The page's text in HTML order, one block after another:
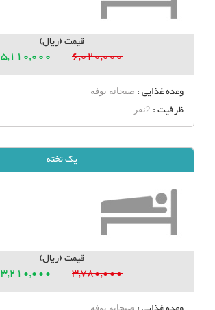
قیمت (ریال)
6,020,000
5,110,000
وعده غذایی : صبحانه بوفه
ظرفیت : 2نفر
یک تخته
قیمت (ریال)
3,780,000
3,210,000
صبحانه بوفه